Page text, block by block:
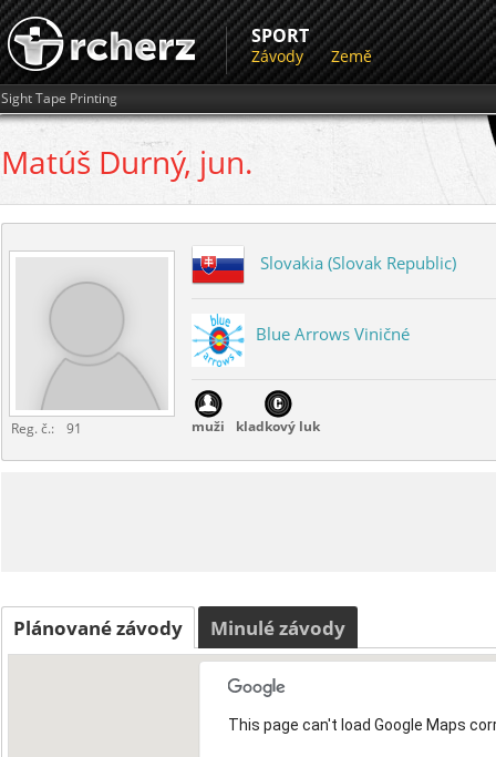
SPORT
Závody Země
Sight Tape Printing
Matúš Durný, jun.
Reg. č.: 91
Slovakia (Slovak Republic)
Blue Arrows Viničné
muži kladkový luk
Plánované závody Minulé závody
This page can't load Google Maps